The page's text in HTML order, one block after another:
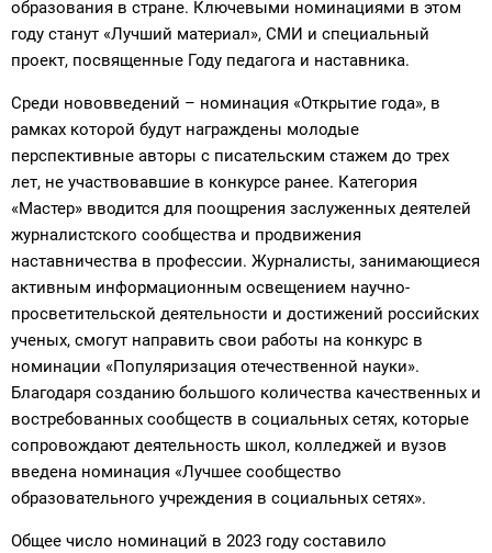
образования в стране. Ключевыми номинациями в этом
году станут «Лучший материал», СМИ и специальный
проект, посвященные Году педагога и наставника.
Среди нововведений – номинация «Открытие года», в
рамках которой будут награждены молодые
перспективные авторы с писательским стажем до трех
лет, не участвовавшие в конкурсе ранее. Категория
«Мастер» вводится для поощрения заслуженных деятелей
журналистского сообщества и продвижения
наставничества в профессии. Журналисты, занимающиеся
активным информационным освещением научно-
просветительской деятельности и достижений российских
ученых, смогут направить свои работы на конкурс в
номинации «Популяризация отечественной науки».
Благодаря созданию большого количества качественных и
востребованных сообществ в социальных сетях, которые
сопровождают деятельность школ, колледжей и вузов
введена номинация «Лучшее сообщество
образовательного учреждения в социальных сетях».
Общее число номинаций в 2023 году составило